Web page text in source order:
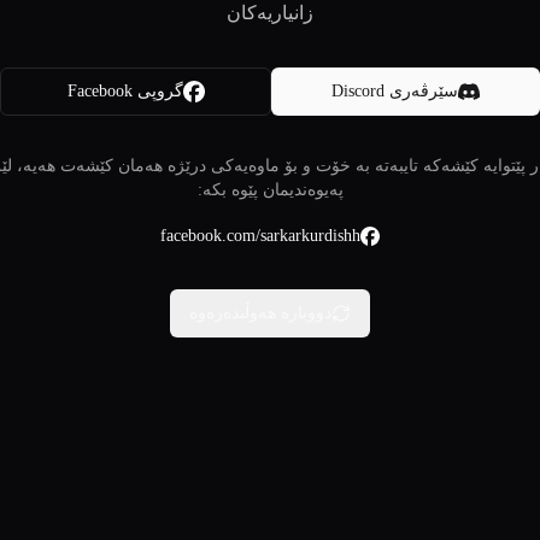
زانیاریەکان
سێرڤەری Discord گروپی Facebook
پێتوایە کێشەکە تایبەتە بە خۆت و بۆ ماوەیەکی درێژە هەمان کێشەت هەیە،
پەیوەندیمان پێوە بکە:
facebook.com/sarkarkurdishh